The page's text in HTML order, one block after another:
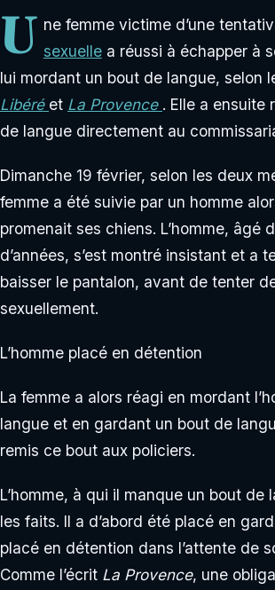
U ne femme victime d’une
sexuellea réussi à échapper à
lui mordant un bout de langue, selon
Libéré et La Provence . Elle a ensuite
de langue directement au
Dimanche 19 février, selon les deux
femme a été suivie par un homme
promenait ses chiens. L’homme, âgé
d’années, s’est montré insistant et a
baisser le pantalon, avant de tenter
sexuellement.
L’homme placé en détention
La femme a alors réagi en mordant
langue et en gardant un bout de
remis ce bout aux policiers.
L’homme, à qui il manque un bout de
les faits. Il a d’abord été placé en
placé en détention dans l’attente de
Comme l’écrit La Provence, une